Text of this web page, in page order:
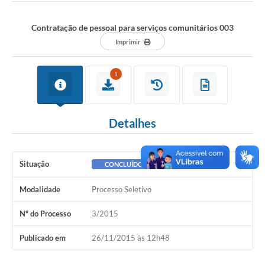
Contratação de pessoal para serviços comunitários 003
Imprimir
1
Detalhes
Situação CONCLUÍDO
Modalidade Processo Seletivo
Nº do Processo 3/2015
Publicado em 26/11/2015 às 12h48